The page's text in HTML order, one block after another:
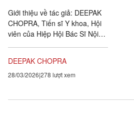
Giới thiệu về tác giả: DEEPAK
CHOPRA, Tiến sĩ Y khoa, Hội
viên của Hiệp Hội Bác Sĩ Nội
DEEPAK CHOPRA
28/03/2026 278 lượt xem